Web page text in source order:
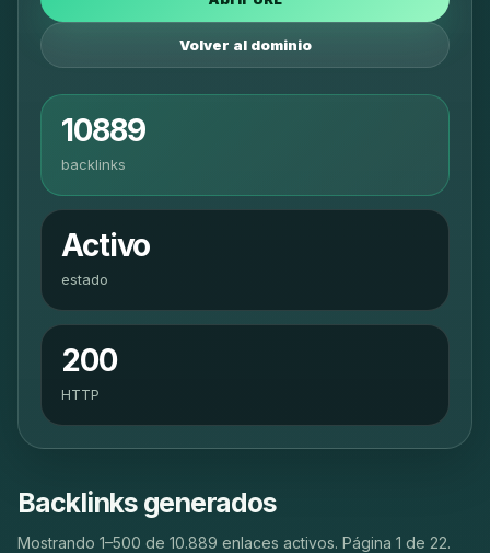
Volver al dominio
10889
backlinks
Activo
estado
200
HTTP
Backlinks generados
Mostrando 1–500 de 10.889 enlaces activos. Página 1 de 22.